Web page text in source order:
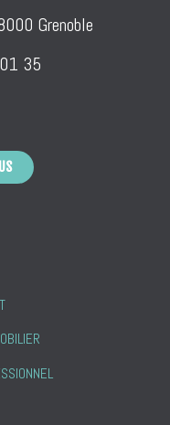
Grenoble
35